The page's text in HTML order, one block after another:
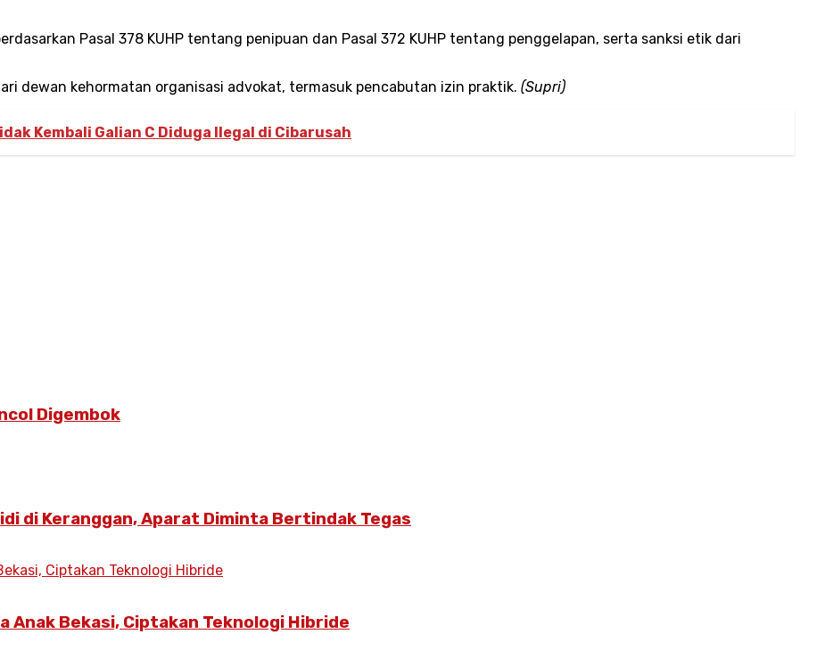
Pasal 378 KUHP tentang penipuan dan Pasal 372 KUHP tentang penggelapan, serta sanksi etik dari
dewan kehormatan organisasi advokat, termasuk pencabutan izin praktik. (Supri)
Kembali Galian C Diduga Ilegal di Cibarusah
Digembok
di Keranggan, Aparat Diminta Bertindak Tegas
Anak Bekasi, Ciptakan Teknologi Hibride